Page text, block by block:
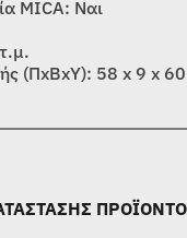
MICA: Ναι
(ΠxBxY): 58 x 9 x